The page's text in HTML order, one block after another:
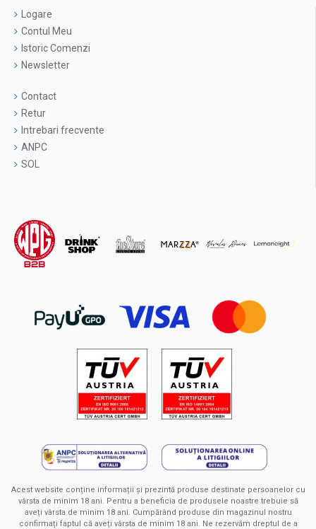
Logare
Contul Meu
Istoric Comenzi
Newsletter
Contact
Retur
Intrebari frecvente
ANPC
SOL
Acest website conține informații și prezintă produse destinate persoanelor cu
vârsta de minim 18 ani. Pentru a beneficia de produsele noastre trebuie să
aveți vârsta de minim 18 ani. Cumpărând produse din magazinul nostru
confirmați faptul că aveți vârsta de minim 18 ani. Ne rezervăm dreptul de a